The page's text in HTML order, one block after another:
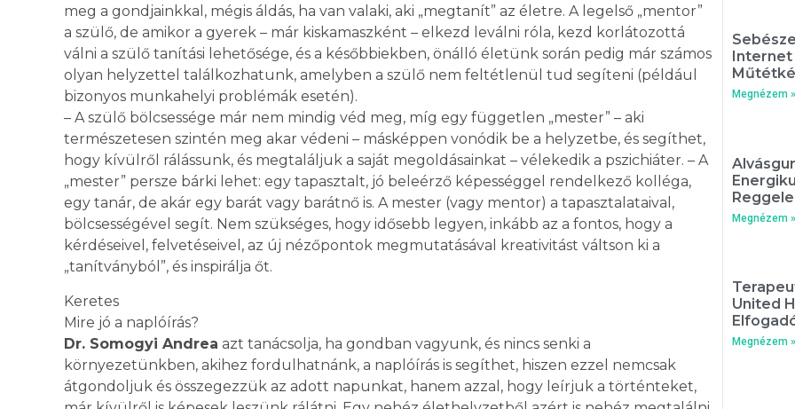
meg a gondjainkkal, mégis áldás, ha van valaki, aki „megtanít” az életre. A legelső „mentor”
a szülő, de amikor a gyerek – már kiskamaszként – elkezd leválni róla, kezd korlátozottá
válni a szülő tanítási lehetősége, és a későbbiekben, önálló életünk során pedig már számos
olyan helyzettel találkozhatunk, amelyben a szülő nem feltétlenül tud segíteni (például
bizonyos munkahelyi problémák esetén).
– A szülő bölcsessége már nem mindig véd meg, míg egy független „mester” – aki
természetesen szintén meg akar védeni – másképpen vonódik be a helyzetbe, és segíthet,
hogy kívülről rálássunk, és megtaláljuk a saját megoldásainkat – vélekedik a pszichiáter. – A
„mester” persze bárki lehet: egy tapasztalt, jó beleérző képességgel rendelkező kolléga,
egy tanár, de akár egy barát vagy barátnő is. A mester (vagy mentor) a tapasztalataival,
bölcsességével segít. Nem szükséges, hogy idősebb legyen, inkább az a fontos, hogy a
kérdéseivel, felvetéseivel, az új nézőpontok megmutatásával kreativitást váltson ki a
„tanítványból”, és inspirálja őt.
Keretes
Mire jó a naplóírás?
Dr. Somogyi Andrea azt tanácsolja, ha gondban vagyunk, és nincs senki a
környezetünkben, akihez fordulhatnánk, a naplóírás is segíthet, hiszen ezzel nemcsak
átgondoljuk és összegezzük az adott napunkat, hanem azzal, hogy leírjuk a történteket,
Internet
Megnézem
Megnézem
United
Megnézem